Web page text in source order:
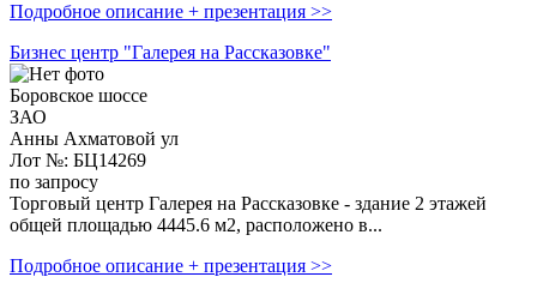
Подробное описание + презентация >>
Бизнес центр "Галерея на Рассказовке"
Боровское шоссе
ЗАО
Анны Ахматовой ул
Лот №: БЦ14269
по запросу
Торговый центр Галерея на Рассказовке - здание 2 этажей
общей площадью 4445.6 м2, расположено в...
Подробное описание + презентация >>